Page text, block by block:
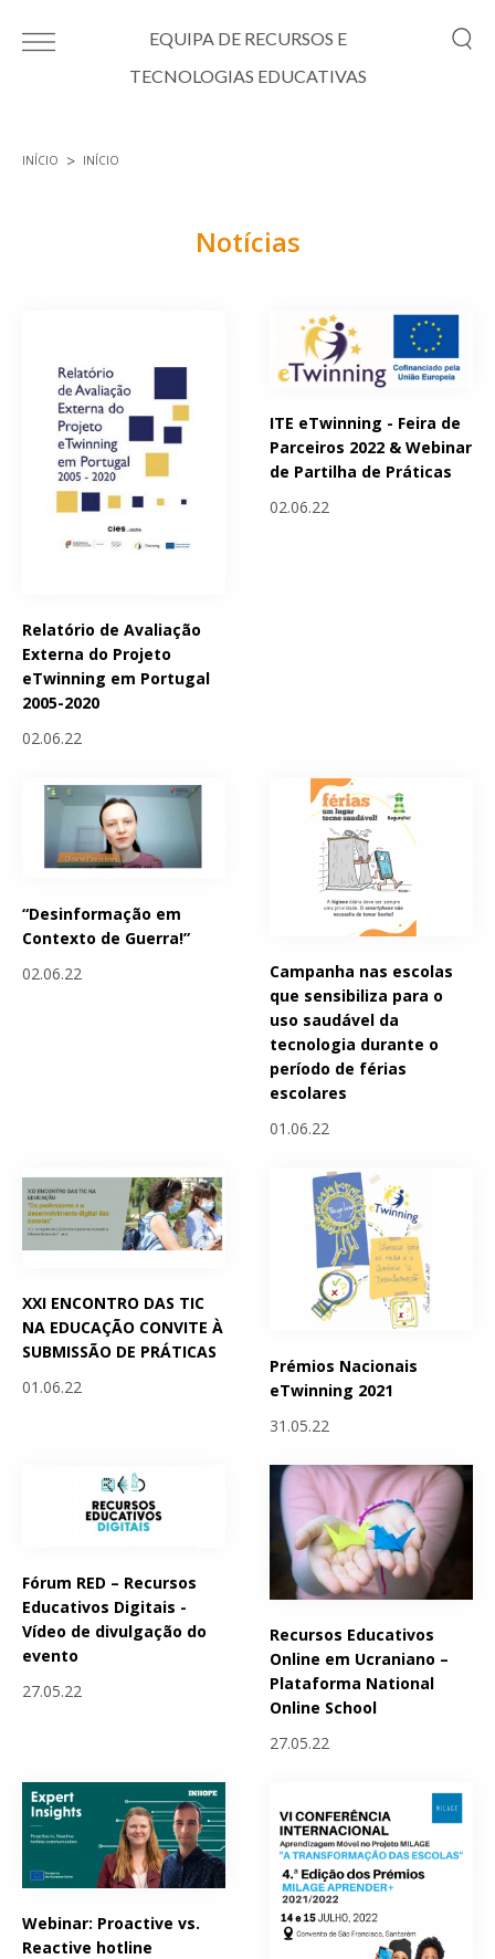
EQUIPA DE RECURSOS E
TECNOLOGIAS EDUCATIVAS
INÍCIO INÍCIO
Notícias
Relatório de Avaliação
Externa do Projeto
eTwinning em Portugal
2005-2020
02.06.22
ITE eTwinning - Feira de
Parceiros 2022 & Webinar
de Partilha de Práticas
02.06.22
“Desinformação em
Contexto de Guerra!”
02.06.22
Campanha nas escolas
que sensibiliza para o
uso saudável da
tecnologia durante o
período de férias
escolares
01.06.22
XXI ENCONTRO DAS TIC
NA EDUCAÇÃO CONVITE À
SUBMISSÃO DE PRÁTICAS
01.06.22
Prémios Nacionais
eTwinning 2021
31.05.22
Fórum RED – Recursos
Educativos Digitais -
Vídeo de divulgação do
evento
27.05.22
Recursos Educativos
Online em Ucraniano –
Plataforma National
Online School
27.05.22
Webinar: Proactive vs.
Reactive hotline